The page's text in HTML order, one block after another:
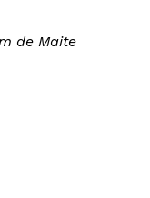
de Maite